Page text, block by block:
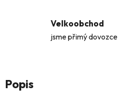
Velkoobchod
jsme přimý dovozce
Popis